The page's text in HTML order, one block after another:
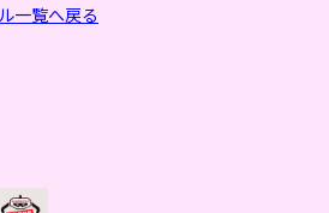
一覧へ戻る